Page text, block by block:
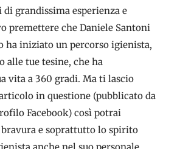
grandissima esperienza e
premettere che Daniele Santoni
ha iniziato un percorso igienista,
alle tue tesine, che ha
vita a 360 gradi. Ma ti lascio
in questione (pubblicato da
Facebook) così potrai
bravura e soprattutto lo spirito